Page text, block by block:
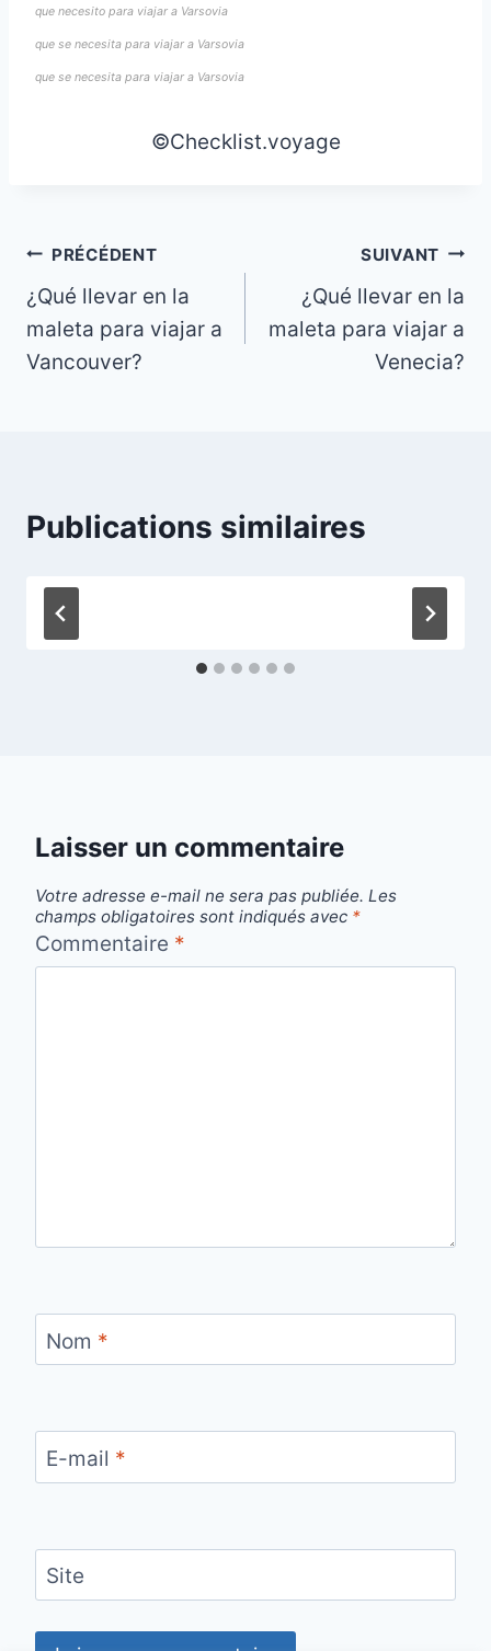
que necesito para viajar a Varsovia
que se necesita para viajar a Varsovia
que se necesita para viajar a Varsovia
©Checklist.voyage
Navigation
de
l’article
PRÉCÉDENT
¿Qué llevar en la
maleta para viajar a
Vancouver?
SUIVANT
¿Qué llevar en la
maleta para viajar a
Venecia?
Publications similaires
Laisser un commentaire
Votre adresse e-mail ne sera pas publiée. Les
champs obligatoires sont indiqués avec *
Commentaire *
Nom *
E-mail *
Site